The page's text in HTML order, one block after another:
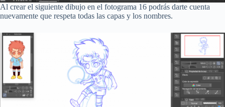
Al crear el siguiente dibujo en el fotograma 16 podrás darte cuenta
nuevamente que respeta todas las capas y los nombres.